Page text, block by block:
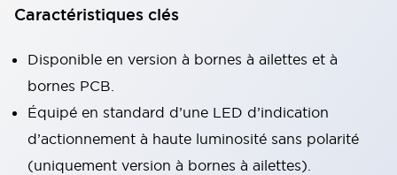
Caractéristiques clés
Disponible en version à bornes à ailettes et à
bornes PCB.
Équipé en standard d’une LED d’indication
d’actionnement à haute luminosité sans polarité
(uniquement version à bornes à ailettes).